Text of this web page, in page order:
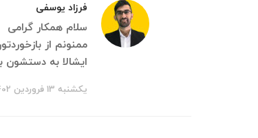
فرزاد یوسفی
سلام همکار گرامی
ممنونم از
ایشالا به دستشون
یکشنبه 13 فروردین 1402 در 12:47